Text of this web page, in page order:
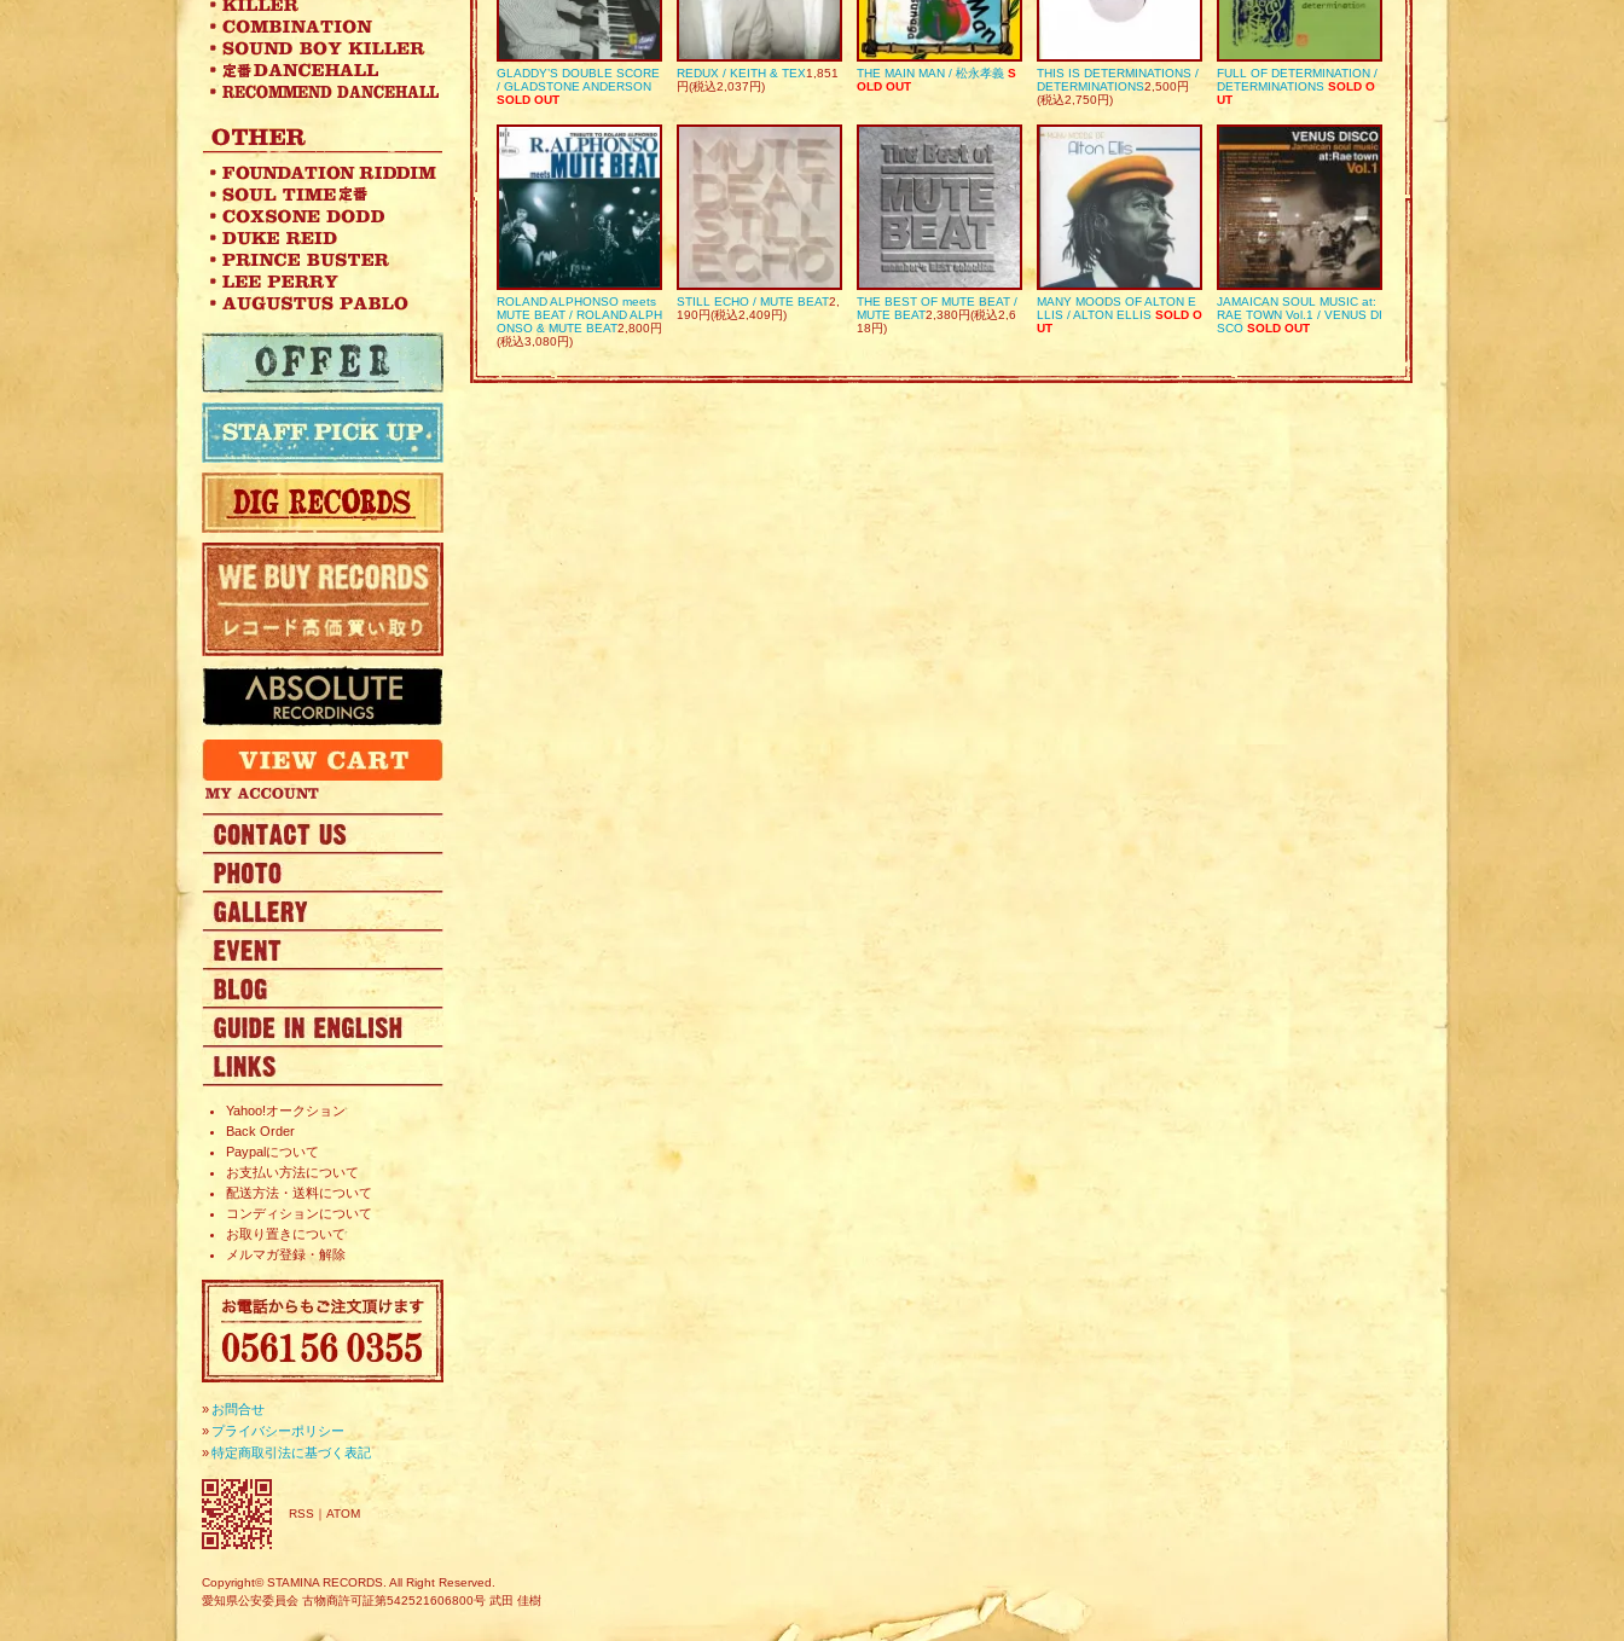
Yahoo!オークション
Back Order
Paypalについて
お支払い方法について
配送方法・送料について
コンディションについて
お取り置きについて
メルマガ登録・解除
» お問合せ
» プライバシーポリシー
»特定商取引法に基づく表記
RSS ｜ ATOM
GLADDY’S DOUBLE SCORE
/ GLADSTONE ANDERSON
SOLD OUT
REDUX / KEITH & TEX1,851
円(税込2,037円)
THE MAIN MAN / 松永孝義 S
OLD OUT
THIS IS DETERMINATIONS /
DETERMINATIONS2,500円
(税込2,750円)
FULL OF DETERMINATION /
DETERMINATIONS SOLD O
UT
ROLAND ALPHONSO meets
MUTE BEAT / ROLAND ALPH
ONSO & MUTE BEAT2,800円
(税込3,080円)
STILL ECHO / MUTE BEAT2,
190円(税込2,409円)
THE BEST OF MUTE BEAT /
MUTE BEAT2,380円(税込2,6
18円)
MANY MOODS OF ALTON E
LLIS / ALTON ELLIS SOLD O
UT
JAMAICAN SOUL MUSIC at:
RAE TOWN Vol.1 / VENUS DI
SCO SOLD OUT
Copyright© STAMINA RECORDS. All Right Reserved.
愛知県公安委員会 古物商許可証第542521606800号 武田 佳樹